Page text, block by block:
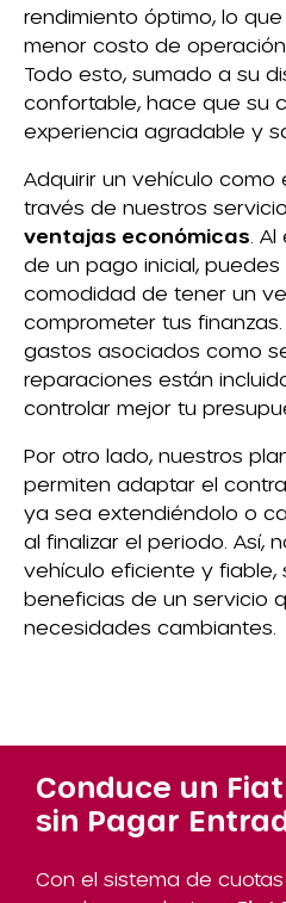
rendimiento óptimo, lo
menor costo de
Todo esto, sumado a su
confortable, hace que su
experiencia agradable y
Adquirir un vehículo como
través de nuestros
ventajas económicas .
de un pago inicial,
comodidad de tener un
comprometer tus
gastos asociados como
reparaciones están
controlar mejor tu
Por otro lado, nuestros
permiten adaptar el
ya sea extendiéndolo o
al finalizar el periodo. Así,
vehículo eficiente y fiable,
beneficias de un servicio
necesidades cambiantes.
Conduce un
sin Pagar
Con el sistema de